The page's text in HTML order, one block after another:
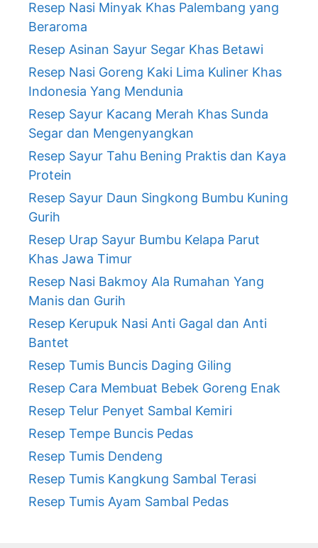
Resep Nasi Minyak Khas Palembang yang
Beraroma
Resep Asinan Sayur Segar Khas Betawi
Resep Nasi Goreng Kaki Lima Kuliner Khas
Indonesia Yang Mendunia
Resep Sayur Kacang Merah Khas Sunda
Segar dan Mengenyangkan
Resep Sayur Tahu Bening Praktis dan Kaya
Protein
Resep Sayur Daun Singkong Bumbu Kuning
Gurih
Resep Urap Sayur Bumbu Kelapa Parut
Khas Jawa Timur
Resep Nasi Bakmoy Ala Rumahan Yang
Manis dan Gurih
Resep Kerupuk Nasi Anti Gagal dan Anti
Bantet
Resep Tumis Buncis Daging Giling
Resep Cara Membuat Bebek Goreng Enak
Resep Telur Penyet Sambal Kemiri
Resep Tempe Buncis Pedas
Resep Tumis Dendeng
Resep Tumis Kangkung Sambal Terasi
Resep Tumis Ayam Sambal Pedas